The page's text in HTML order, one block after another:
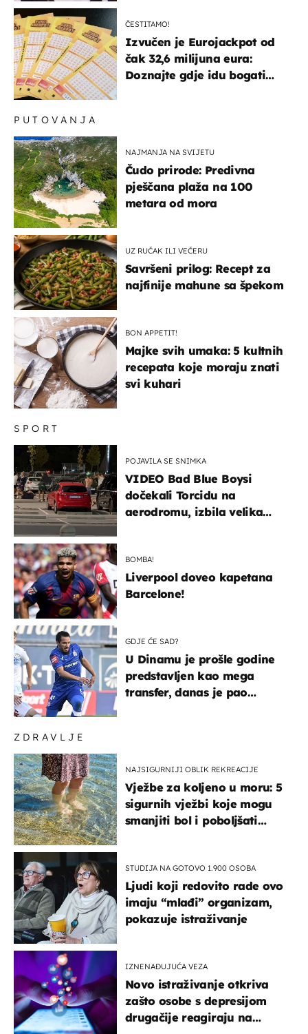
ČESTITAMO!
Izvučen je Eurojackpot od
čak 32,6 milijuna eura:
Doznajte gdje idu bogati
ZDRAVLJE
NAJSIGURNIJI OBLIK REKREACIJE
Vježbe za koljeno u moru: 5
sigurnih vježbi koje mogu
smanjiti bol i poboljšati
STUDIJA NA GOTOVO 1.900 OSOBA
Ljudi koji redovito rade ovo
imaju “mlađi” organizam,
pokazuje istraživanje
IZNENAĐUJUĆA VEZA
Novo istraživanje otkriva
zašto osobe s depresijom
drugačije reagiraju na
SPORT
POJAVILA SE SNIMKA
VIDEO Bad Blue Boysi
dočekali Torcidu na
aerodromu, izbila velika
BOMBA!
Liverpool doveo kapetana
Barcelone!
GDJE ĆE SAD?
U Dinamu je prošle godine
predstavljen kao mega
transfer, danas je pao
PUTOVANJA
NAJMANJA NA SVIJETU
Čudo prirode: Predivna
pješčana plaža na 100
metara od mora
UZ RUČAK ILI VEČERU
Savršeni prilog: Recept za
najfinije mahune sa špekom
BON APPETIT!
Majke svih umaka: 5 kultnih
recepata koje moraju znati
svi kuhari